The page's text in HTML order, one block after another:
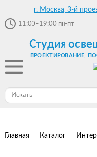
г. Москва, 3-й
11:00–19:00 пн-пт
Студия
ПРОЕКТИРОВАНИЕ,
Главная Каталог